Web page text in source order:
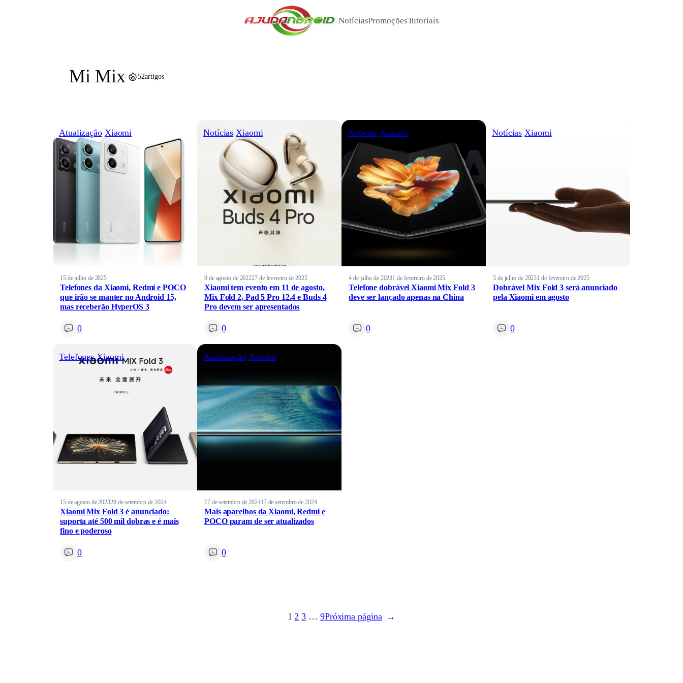
/NotíciasPromoçõesTutoriais
Mi Mix/ 52artigos
Atualização Xiaomi
15 de julho de 2025
Telefones da Xiaomi, Redmi e POCO
que irão se manter no Android 15,
mas receberão HyperOS 3
0
Notícias Xiaomi
9 de agosto de 202227 de fevereiro de 2025
Xiaomi tem evento em 11 de agosto,
Mix Fold 2, Pad 5 Pro 12.4 e Buds 4
Pro devem ser apresentados
0
Notícias Xiaomi
4 de julho de 20231 de fevereiro de 2025
Telefone dobrável Xiaomi Mix Fold 3
deve ser lançado apenas na China
0
Notícias Xiaomi
5 de julho de 20231 de fevereiro de 2025
Dobrável Mix Fold 3 será anunciado
pela Xiaomi em agosto
0
Telefones Xiaomi
15 de agosto de 202328 de setembro de 2024
Xiaomi Mix Fold 3 é anunciado:
suporta até 500 mil dobras e é mais
fino e poderoso
0
Atualização Xiaomi
17 de setembro de 202417 de setembro de 2024
Mais aparelhos da Xiaomi, Redmi e
POCO param de ser atualizados
0
1 2 3 … 9Próxima página →